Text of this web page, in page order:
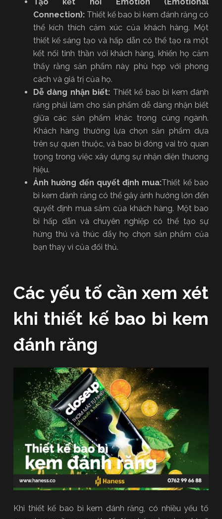
Tạo kết nối Emotion (Emotional
Connection): Thiết kế bao bì kem đánh răng có
thể kích thích cảm xúc của khách hàng. Một
thiết kế sáng tạo và hấp dẫn có thể tạo ra một
kết nối tinh thần với khách hàng, khiến họ cảm
thấy rằng sản phẩm này phù hợp với phong
cách và giá trị của họ.
Dễ dàng nhận biết: Thiết kế bao bì kem đánh
răng phải làm cho sản phẩm dễ dàng nhận biết
giữa các sản phẩm khác trong cùng ngành.
Khách hàng thường lựa chọn sản phẩm dựa
trên sự quen thuộc, và bao bì đóng vai trò quan
trọng trong việc xây dựng sự nhận diện thương
hiệu.
Ảnh hưởng đến quyết định mua:Thiết kế bao
bì kem đánh răng có thể gây ảnh hưởng lớn đến
quyết định mua sắm của khách hàng. Một bao
bì hấp dẫn và chuyên nghiệp có thể tạo sự
hứng thú và thúc đẩy họ chọn sản phẩm của
bạn thay vì của đối thủ.
Các yếu tố cần xem xét
khi thiết kế bao bì kem
đánh răng
Khi thiết kế bao bì kem đánh răng, có nhiều yếu tố